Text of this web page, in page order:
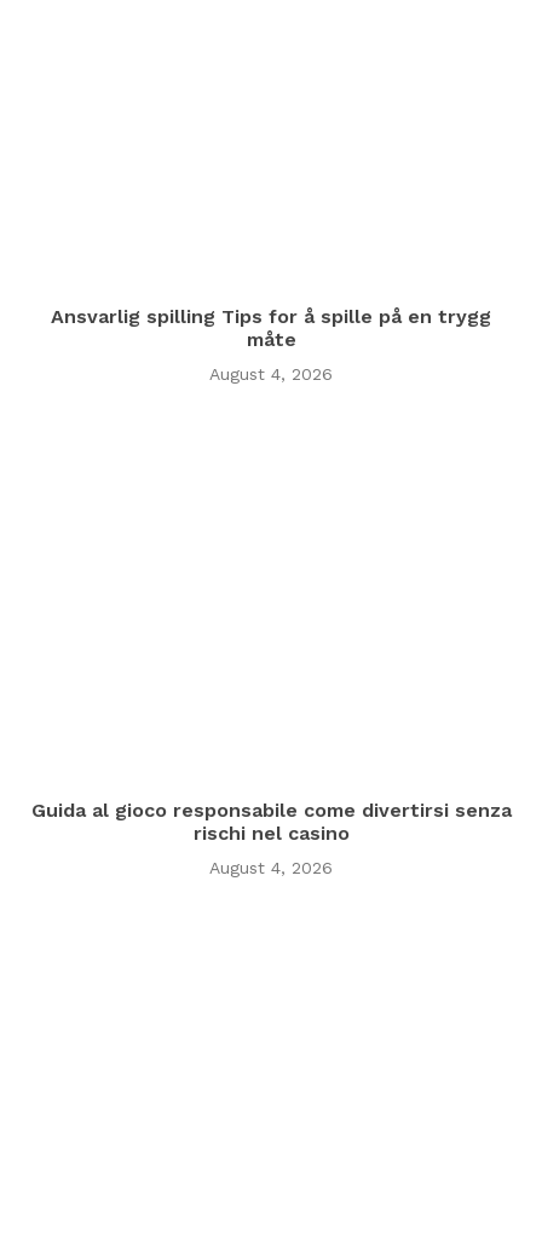
Ansvarlig spilling Tips for å spille på en trygg
måte
August 4, 2026
Guida al gioco responsabile come divertirsi senza
rischi nel casino
August 4, 2026